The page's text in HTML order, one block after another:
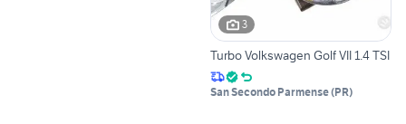
3
Turbo Volkswagen Golf VII 1.4 TSI
San Secondo Parmense(PR)